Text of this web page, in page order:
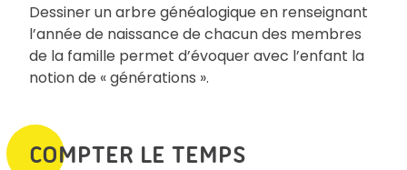
Dessiner un arbre généalogique en renseignant
l’année de naissance de chacun des membres
de la famille permet d’évoquer avec l’enfant la
notion de « générations ».
COMPTER LE TEMPS